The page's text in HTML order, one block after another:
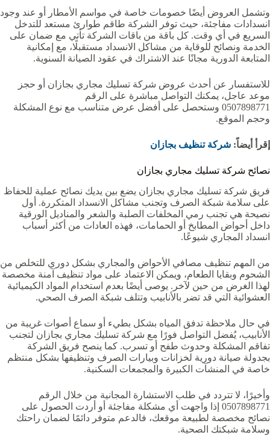
وتشمل العروض أيضًا خصومات خاصة في مواسم الأمطار أو عند وجود
انسدادات مفاجئة، حيث توفر الشركة طاقم طوارئ مستعد للتدخل
السريع في أي وقت. كل باقة من باقات الشركة تأتي مع ضمان على
الخدمة ونصائح للوقاية من مشاكل الانسداد مستقبلًا، مع إمكانية
المتابعة الدورية مجانًا عند الاشتراك في عقود الصيانة السنوية.
للاستفسار عن أحدث عروض شركة تسليك مجاري بجازان أو حجز
موعد عاجل، يمكنك التواصل مباشرة على الرقم
0507898771 وستحصل على أفضل عرض متناسب مع نوع المشكلة
وحجم الموقع.
إقرأ أيضاً: شركة تنظيف بجازان
نصائح شركة تسليك مجاري بجازان
فريق شركة تسليك مجاري بجازان يضع بين يديك نصائح عملية للحفاظ
على سلامة شبكة الصرف وتجنب مشاكل الانسداد المتكررة. أول
نصيحة هي تجنب رمي المخلفات الصلبة والشعر والمناديل الورقية
داخل أحواض المطابخ أو الحمامات، فهذه العادات من أكثر أسباب
انسداد المجاري شيوعًا.
من المهم تنظيف مصافي الأحواض والمجاري بشكل دوري للتخلص من
الشحوم وبقايا الطعام، ويمكن الاعتماد على مواد تنظيف آمنة مخصصة
لهذا الغرض من حين لآخر. يوصى أيضًا بعدم استخدام المواد الكيميائية
العشوائية التي قد تضر بالأنابيب وتتلف شبكة الصرف الصحي.
في حال ملاحظة تدفق المياه بشكل بطيء أو سماع أصوات غريبة من
الأنابيب، يُفضل التواصل فورًا مع شركة تسليك مجاري بجازان لتجنب
تفاقم المشكلة وحدوث طفح أو تسرب. كما ينصح فريق الشركة
بجدولة صيانة دورية لخزانات وبيارات الصرف وتنظيفها بشكل منتظم
خاصة في المنشآت الكبيرة والمجمعات السكنية.
وأخيرًا، لا تتردد في طلب الاستشارة المجانية من خلال الرقم
0507898771 إذا واجهت أي مشكلة مفاجئة أو أردت الحصول على
نصائح مخصصة لطبيعة موقعك، فالدعم متوفر دائمًا لضمان راحتك
وسلامة شبكتك الصحية.